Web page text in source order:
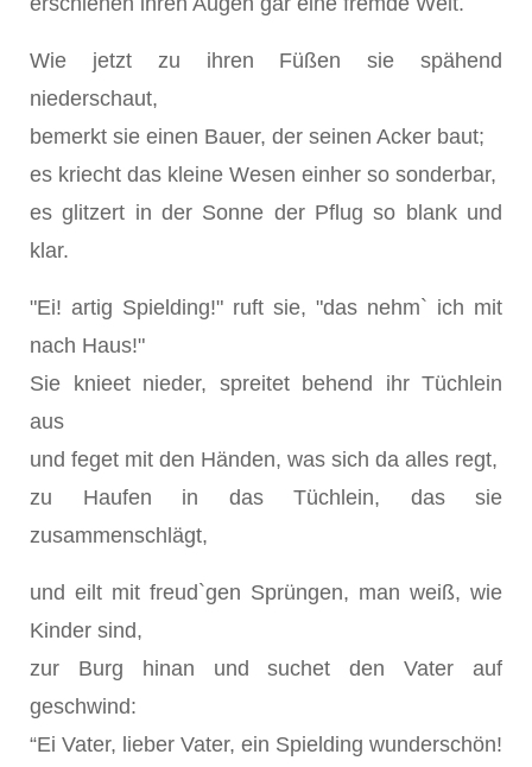
Wie jetzt zu ihren Füßen sie spähend
niederschaut,
bemerkt sie einen Bauer, der seinen Acker baut;
es kriecht das kleine Wesen einher so sonderbar,
es glitzert in der Sonne der Pflug so blank und
klar.
"Ei! artig Spielding!" ruft sie, "das nehm` ich mit
nach Haus!"
Sie knieet nieder, spreitet behend ihr Tüchlein
aus
und feget mit den Händen, was sich da alles regt,
zu Haufen in das Tüchlein, das sie
zusammenschlägt,
und eilt mit freud`gen Sprüngen, man weiß, wie
Kinder sind,
zur Burg hinan und suchet den Vater auf
geschwind:
“Ei Vater, lieber Vater, ein Spielding wunderschön!